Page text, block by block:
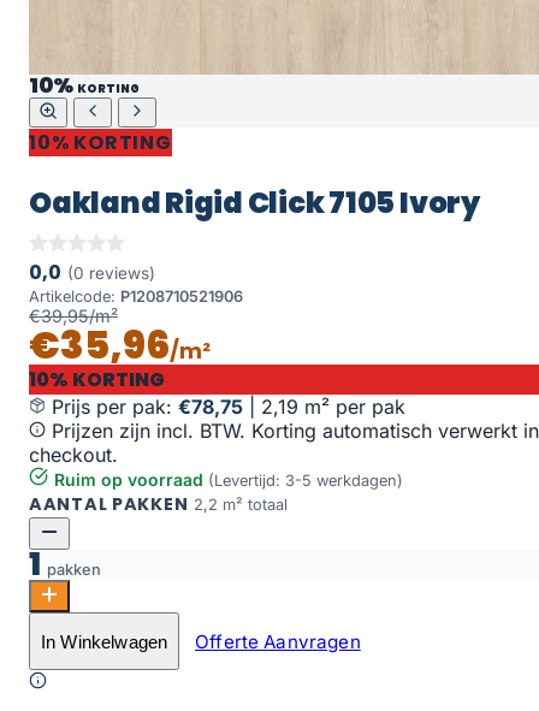
10% KORTING
10% KORTING
Oakland Rigid Click 7105 Ivory
0,0 (0 reviews)
Artikelcode: P1208710521906
€39,95/m²
€35,96/m²
10% KORTING
Prijs per pak: €78,75
2,19 m² per pak
Prijzen zijn incl. BTW. Korting automatisch verwerkt in
checkout.
Ruim op voorraad (Levertijd: 3-5 werkdagen)
AANTAL PAKKEN 2,2 m² totaal
1 pakken
Oakland Rigid Click 7105 Ivory aantal
Toevoegen aan winkelwagen
In Winkelwagen Offerte Aanvragen